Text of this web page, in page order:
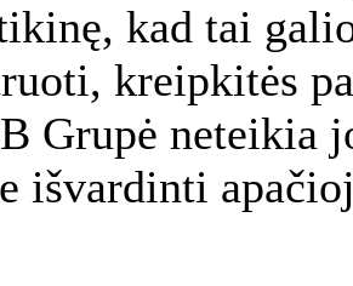
kad tai
kreipkitės
Grupė neteikia
išvardinti